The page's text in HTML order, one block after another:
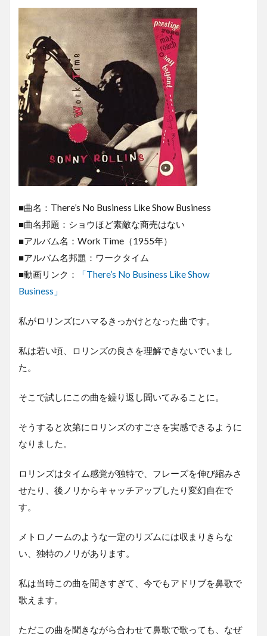
■曲名：There’s No Business Like Show Business
■曲名邦題：ショウほど素敵な商売はない
■アルバム名：Work Time（1955年）
■アルバム名邦題：ワークタイム
■動画リンク：
「There’s No Business Like Show
Business」
私がロリンズにハマるきっかけとなった曲です。
私は若い頃、ロリンズの良さを理解できないでいまし
た。
そこで試しにこの曲を繰り返し聞いてみることに。
そうすると次第にロリンズのすごさを実感できるように
なりました。
ロリンズはタイム感覚が独特で、フレーズを伸び縮みさ
せたり、後ノリからキャッチアップしたり変幻自在で
す。
メトロノームのような一定のリズムには収まりきらな
い、独特のノリがあります。
私は当時この曲を聞きすぎて、今でもアドリブを鼻歌で
歌えます。
ただこの曲を聞きながら合わせて鼻歌で歌っても、なぜ